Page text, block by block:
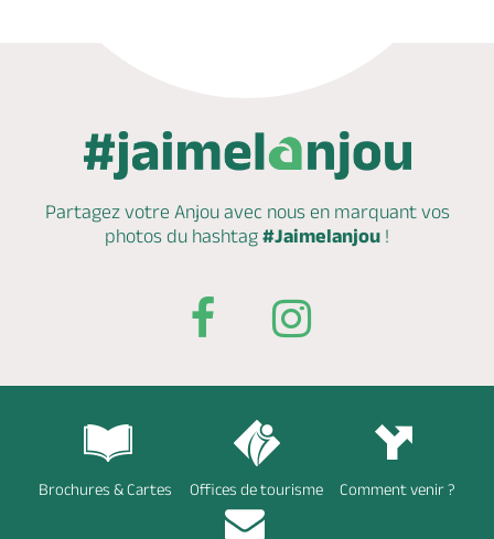
Partagez votre Anjou avec nous en marquantvos
photos du hashtag #Jaimelanjou !
Brochures & Cartes Offices de tourisme Comment venir ?